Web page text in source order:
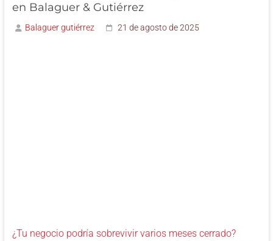
en Balaguer & Gutiérrez
Balaguer gutiérrez 21 de agosto de 2025
¿Tu negocio podría sobrevivir varios meses cerrado?